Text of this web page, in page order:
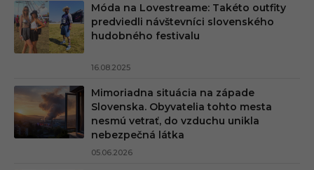
Móda na Lovestreame: Takéto outfity
predviedli návštevníci slovenského
hudobného festivalu
16.08.2025
Mimoriadna situácia na západe
Slovenska. Obyvatelia tohto mesta
nesmú vetrať, do vzduchu unikla
nebezpečná látka
05.06.2026